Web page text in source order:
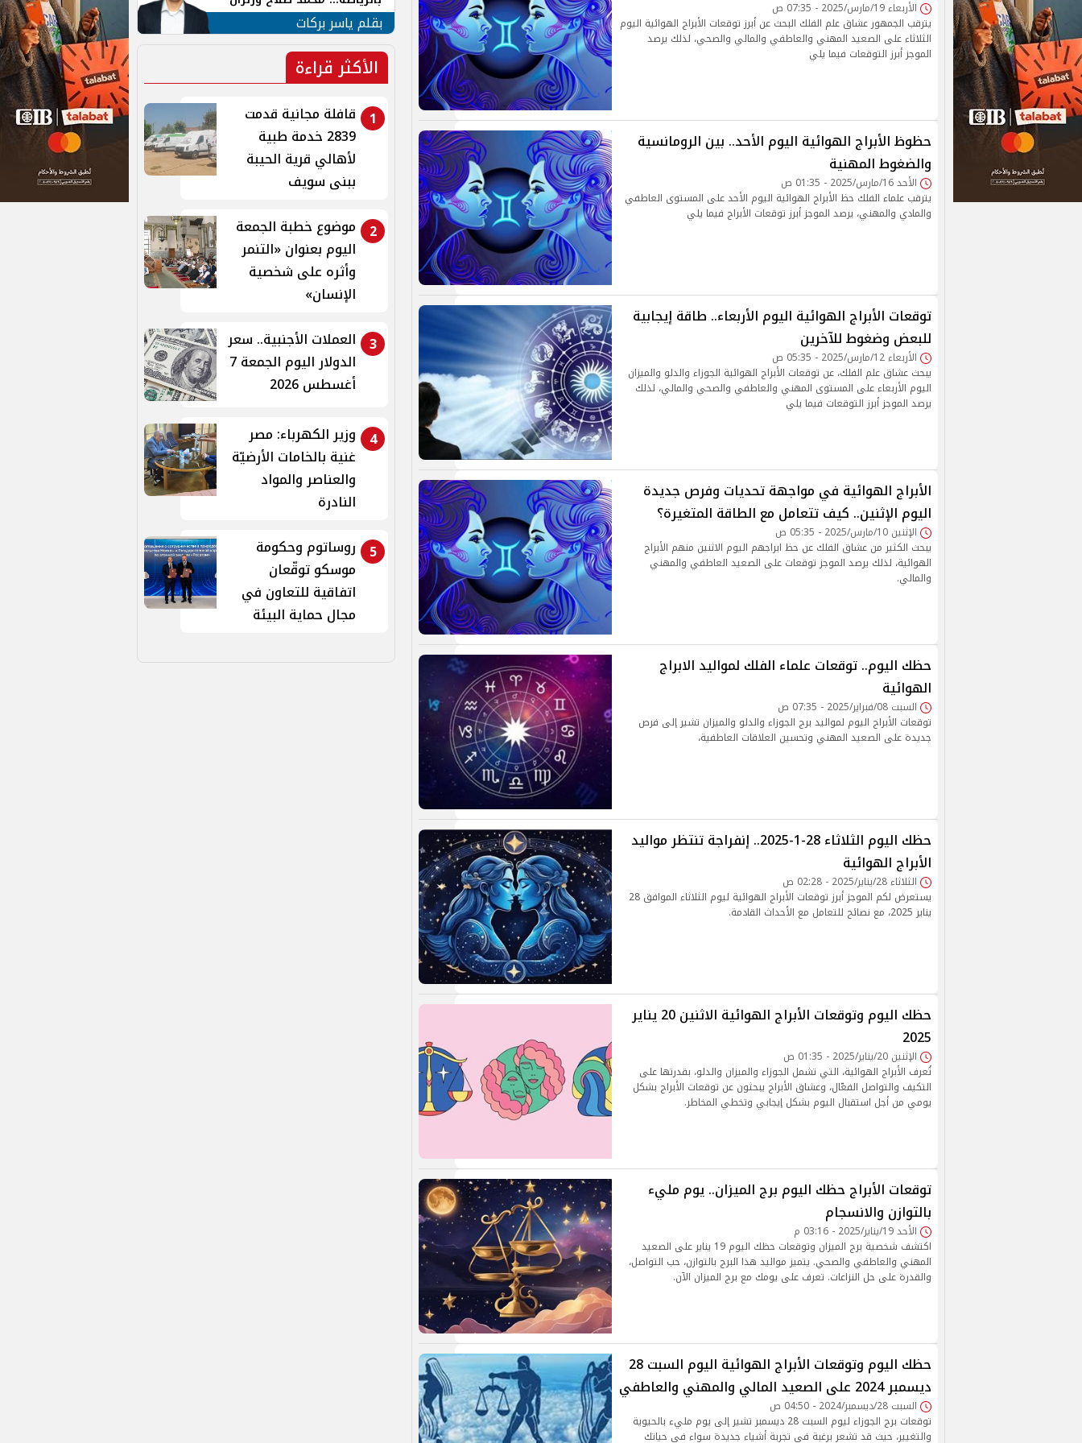
الأربعاء 19/مارس/2025 - 07:35 ص
يترقب الجمهور عشاق علم الفلك البحث عن أبرز توقعات الأبراج الهوائية اليوم
الثلاثاء على الصعيد المهني والعاطفي والمالي والصحي، لذلك يرصد
الموجز أبرز التوقعات فيما يلي
حظوظ الأبراج الهوائية اليوم الأحد.. بين الرومانسية
والضغوط المهنية
الأحد 16/مارس/2025 - 01:35 ص
يترقب علماء الفلك حظ الأبراج الهوائية اليوم الأحد على المستوى العاطفي
والمادي والمهني، يرصد الموجز أبرز توقعات الأبراج فيما يلي
توقعات الأبراج الهوائية اليوم الأربعاء.. طاقة إيجابية
للبعض وضغوط للآخرين
الأربعاء 12/مارس/2025 - 05:35 ص
يبحث عشاق علم الفلك، عن توقعات الأبراج الهوائية الجوزاء والدلو والميزان
اليوم الأربعاء على المستوى المهني والعاطفي والصحي والمالي، لذلك
يرصد الموجز أبرز التوقعات فيما يلي
الأبراج الهوائية في مواجهة تحديات وفرص جديدة
اليوم الإثنين.. كيف تتعامل مع الطاقة المتغيرة؟
الإثنين 10/مارس/2025 - 05:35 ص
يبحث الكثير من عشاق الفلك عن حظ ابراجهم اليوم الاثنين منهم الأبراج
الهوائية، لذلك يرصد الموجز توقعات على الصعيد العاطفي والمهني
والمالي.
حظك اليوم.. توقعات علماء الفلك لمواليد الابراج
الهوائية
السبت 08/فبراير/2025 - 07:35 ص
توقعات الأبراج اليوم لمواليد برج الجوزاء والدلو والميزان تشير إلى فرص
جديدة على الصعيد المهني وتحسين العلاقات العاطفية،
حظك اليوم الثلاثاء 28-1-2025.. إنفراجة تنتظر مواليد
الأبراج الهوائية
الثلاثاء 28/يناير/2025 - 02:28 ص
يستعرض لكم الموجز أبرز توقعات الأبراج الهوائية ليوم الثلاثاء الموافق 28
يناير 2025، مع نصائح للتعامل مع الأحداث القادمة.
حظك اليوم وتوقعات الأبراج الهوائية الاثنين 20 يناير
2025
الإثنين 20/يناير/2025 - 01:35 ص
تُعرف الأبراج الهوائية، التي تشمل الجوزاء والميزان والدلو، بقدرتها على
التكيف والتواصل الفعّال، وعشاق الأبراج يبحثون عن توقعات الأبراج بشكل
يومي من أجل استقبال اليوم بشكل إيجابي وتخطي المخاطر.
توقعات الأبراج حظك اليوم برج الميزان.. يوم مليء
بالتوازن والانسجام
الأحد 19/يناير/2025 - 03:16 م
اكتشف شخصية برج الميزان وتوقعات حظك اليوم 19 يناير على الصعيد
المهني والعاطفي والصحي. يتميز مواليد هذا البرج بالتوازن، حب التواصل،
والقدرة على حل النزاعات. تعرف على يومك مع برج الميزان الآن.
حظك اليوم وتوقعات الأبراج الهوائية اليوم السبت 28
ديسمبر 2024 على الصعيد المالي والمهني والعاطفي
السبت 28/ديسمبر/2024 - 04:50 ص
توقعات برج الجوزاء ليوم السبت 28 ديسمبر تشير إلى يوم مليء بالحيوية
والتغيير، حيث قد تشعر برغبة في تجربة أشياء جديدة سواء في حياتك
الهوية في الشارع التركي
بقلم ياسر بركات
الأكثر قراءة
1
قافلة مجانية قدمت
2839 خدمة طبية
لأهالي قرية الحيبة
ببنى سويف
2
موضوع خطبة الجمعة
اليوم بعنوان «التنمر
وأثره على شخصية
الإنسان»
3 العملات الأجنبية.. سعر
الدولار اليوم الجمعة 7
أغسطس 2026
4
وزير الكهرباء: مصر
غنية بالخامات الأرضيّة
والعناصر والمواد
النادرة
5
روساتوم وحكومة
موسكو توقّعان
اتفاقية للتعاون في
مجال حماية البيئة